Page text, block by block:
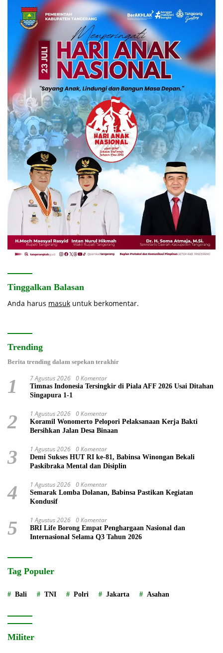
Tinggalkan Balasan
Anda harus masuk untuk berkomentar.
Trending
Berita trending dalam sepekan terakhir
1 7 Agustus 2026 0 Komentar
Timnas Indonesia Tersingkir di Piala AFF 2026 Usai Ditahan
Singapura 1-1
2 1 Agustus 2026 0 Komentar
Koramil Wonomerto Pelopori Pelaksanaan Kerja Bakti
Bersihkan Jalan Desa Binaan
3 1 Agustus 2026 0 Komentar
Demi Sukses HUT RI ke-81, Babinsa Winongan Bekali
Paskibraka Mental dan Disiplin
4 1 Agustus 2026 0 Komentar
Semarak Lomba Dolanan, Babinsa Pastikan Kegiatan
Kondusif
5 1 Agustus 2026 0 Komentar
BRI Life Borong Empat Penghargaan Nasional dan
Internasional Selama Q3 Tahun 2026
Tag Populer
Bali TNI Polri Jakarta Asahan
Militer